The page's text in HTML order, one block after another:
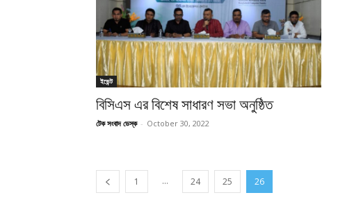
ইভেন্ট
বিসিএস এর বিশেষ সাধারণ সভা অনুষ্ঠিত
টেক সংবাদ ডেস্ক - October 30, 2022
1 ... 24 25 26